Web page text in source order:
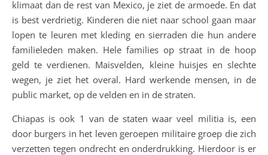
klimaat dan de rest van Mexico, je ziet de armoede. En dat
is best verdrietig. Kinderen die niet naar school gaan maar
lopen te leuren met kleding en sierraden die hun andere
familieleden maken. Hele families op straat in de hoop
geld te verdienen. Maisvelden, kleine huisjes en slechte
wegen, je ziet het overal. Hard werkende mensen, in de
public market, op de velden en in de straten.
Chiapas is ook 1 van de staten waar veel militia is, een
door burgers in het leven geroepen militaire groep die zich
verzetten tegen ondrecht en onderdrukking. Hierdoor is er